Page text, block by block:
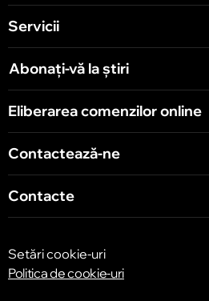
Chișinău
Servicii
Abonați-vă la știri
Eliberarea comenzilor online
Contactează-ne
Contacte
Setări cookie-uri
Politica de cookie-uri